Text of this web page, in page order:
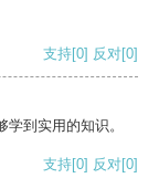
支持[0] 反对[0]
到实用的知识。
支持[0] 反对[0]